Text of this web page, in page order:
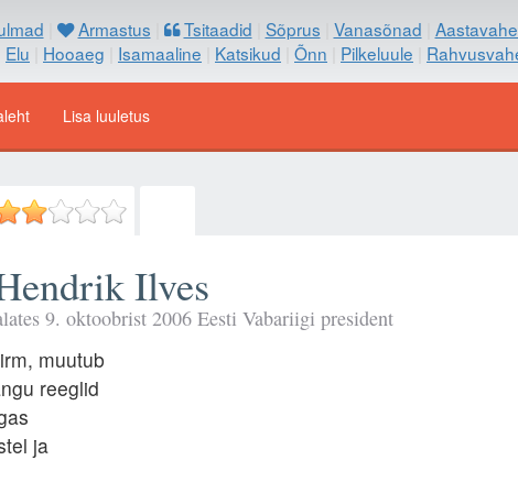
Armastus Tsitaadid Sõprus Vanasõnad
Elu Hooaeg Isamaaline Katsikud Õnn Pilkeluule
Lisa luuletus
Ilves
9. oktoobrist 2006 Eesti Vabariigi president
muutub
reeglid
ja